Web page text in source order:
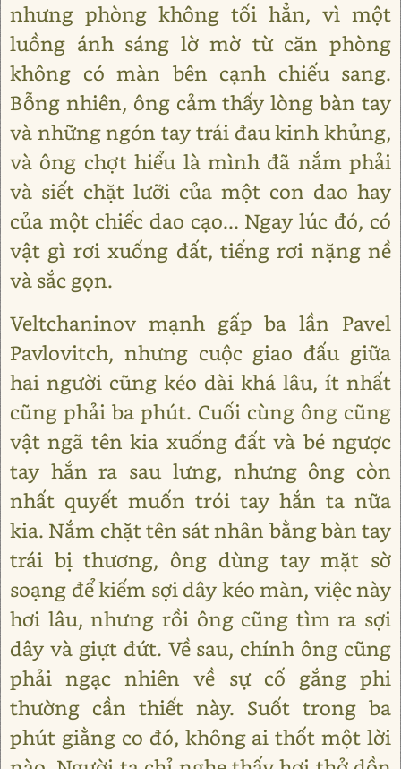
nhưng phòng không tối hẳn, vì một
luồng ánh sáng lờ mờ từ căn phòng
không có màn bên cạnh chiếu sang.
Bỗng nhiên, ông cảm thấy lòng bàn tay
và những ngón tay trái đau kinh khủng,
và ông chợt hiểu là mình đã nắm phải
và siết chặt lưỡi của một con dao hay
của một chiếc dao cạo... Ngay lúc đó, có
vật gì rơi xuống đất, tiếng rơi nặng nề
và sắc gọn.
Veltchaninov mạnh gấp ba lần Pavel
Pavlovitch, nhưng cuộc giao đấu giữa
hai người cũng kéo dài khá lâu, ít nhất
cũng phải ba phút. Cuối cùng ông cũng
vật ngã tên kia xuống đất và bé ngược
tay hắn ra sau lưng, nhưng ông còn
nhất quyết muốn trói tay hắn ta nữa
kia. Nắm chặt tên sát nhân bằng bàn tay
trái bị thương, ông dùng tay mặt sờ
soạng để kiếm sợi dây kéo màn, việc này
hơi lâu, nhưng rồi ông cũng tìm ra sợi
dây và giựt đứt. Về sau, chính ông cũng
phải ngạc nhiên về sự cố gắng phi
thường cần thiết này. Suốt trong ba
phút giằng co đó, không ai thốt một lời